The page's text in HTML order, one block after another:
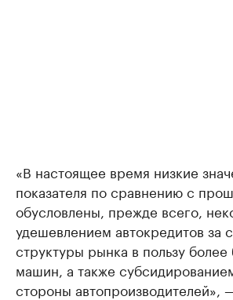
«В настоящее время низкие
показателя по сравнению с
обусловлены, прежде всего,
удешевлением автокредитов за
структуры рынка в пользу
машин, а также
стороны автопроизводителей»,